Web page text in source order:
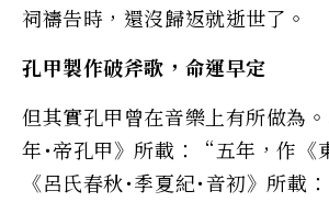
祠禱告時，還沒歸返就逝世了。
孔甲製作破斧歌，命運早定
但其實孔甲曾在音樂上有所做為
年･帝孔甲》所載：“五年，作《
《呂氏春秋･季夏紀･音初》所載：